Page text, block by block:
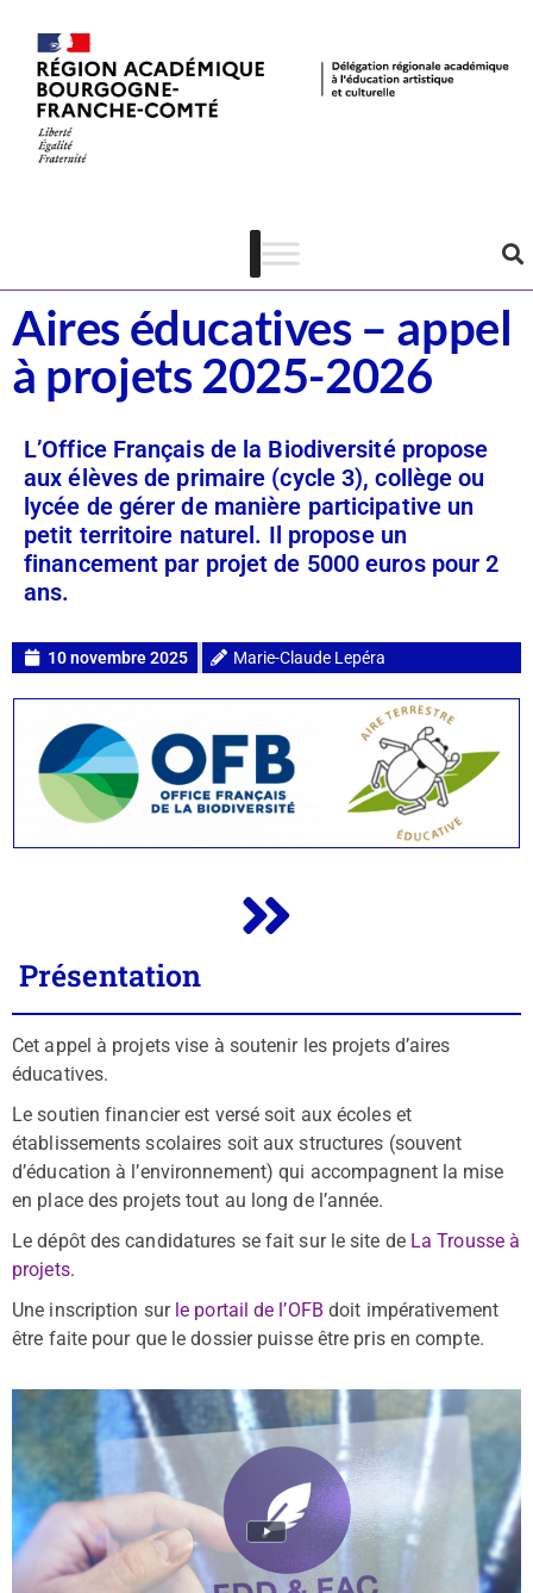
Aires éducatives – appel
à projets 2025-2026
L’Office Français de la Biodiversité propose
aux élèves de primaire (cycle 3), collège ou
lycée de gérer de manière participative un
petit territoire naturel. Il propose un
financement par projet de 5000 euros pour 2
ans.
10 novembre 2025 Marie-Claude Lepéra
Présentation
Cet appel à projets vise à soutenir les projets d’aires
éducatives.
Le soutien financier est versé soit aux écoles et
établissements scolaires soit aux structures (souvent
d’éducation à l’environnement) qui accompagnent la mise
en place des projets tout au long de l’année.
Le dépôt des candidatures se fait sur le site de La Trousse à
projets.
Une inscription sur le portail de l’OFB doit impérativement
être faite pour que le dossier puisse être pris en compte.